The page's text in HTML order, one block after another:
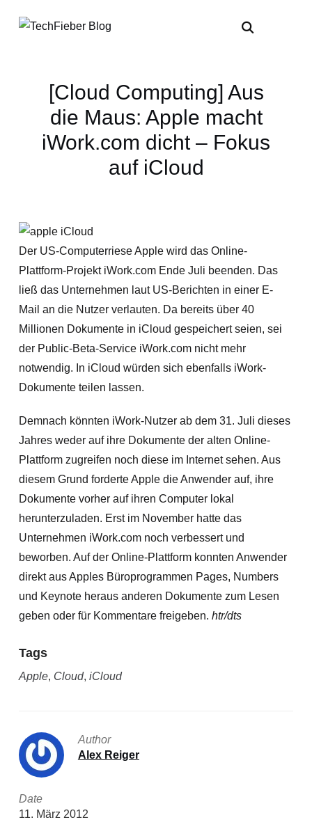
[Cloud Computing] Aus
die Maus: Apple macht
iWork.com dicht – Fokus
auf iCloud
Der US-Computerriese Apple wird das Online-
Plattform-Projekt iWork.com Ende Juli beenden. Das
ließ das Unternehmen laut US-Berichten in einer E-
Mail an die Nutzer verlauten. Da bereits über 40
Millionen Dokumente in iCloud gespeichert seien, sei
der Public-Beta-Service iWork.com nicht mehr
notwendig. In iCloud würden sich ebenfalls iWork-
Dokumente teilen lassen.
Demnach könnten iWork-Nutzer ab dem 31. Juli dieses
Jahres weder auf ihre Dokumente der alten Online-
Plattform zugreifen noch diese im Internet sehen. Aus
diesem Grund forderte Apple die Anwender auf, ihre
Dokumente vorher auf ihren Computer lokal
herunterzuladen. Erst im November hatte das
Unternehmen iWork.com noch verbessert und
beworben. Auf der Online-Plattform konnten Anwender
direkt aus Apples Büroprogrammen Pages, Numbers
und Keynote heraus anderen Dokumente zum Lesen
geben oder für Kommentare freigeben. htr/dts
Tags
Apple, Cloud, iCloud
Author
Alex Reiger
Date
11. März 2012